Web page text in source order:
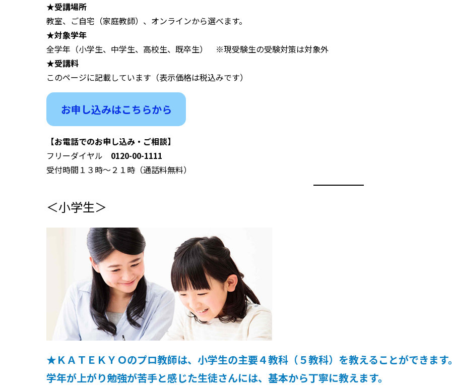
★受講場所
教室、ご自宅（家庭教師）、オンラインから選べます。
★対象学年
全学年（小学生、中学生、高校生、既卒生） ※現受験生の受験対策は対象外
★受講料
このページに記載しています（表示価格は税込みです）
お申し込みはこちらから
【お電話でのお申し込み・ご相談】
フリーダイヤル 0120-00-1111
受付時間１３時～２１時（通話料無料）
＜小学生＞
★ＫＡＴＥＫＹＯのプロ教師は、小学生の主要４教科（５教科）を教えることができます。
学年が上がり勉強が苦手と感じた生徒さんには、基本から丁寧に教えます。